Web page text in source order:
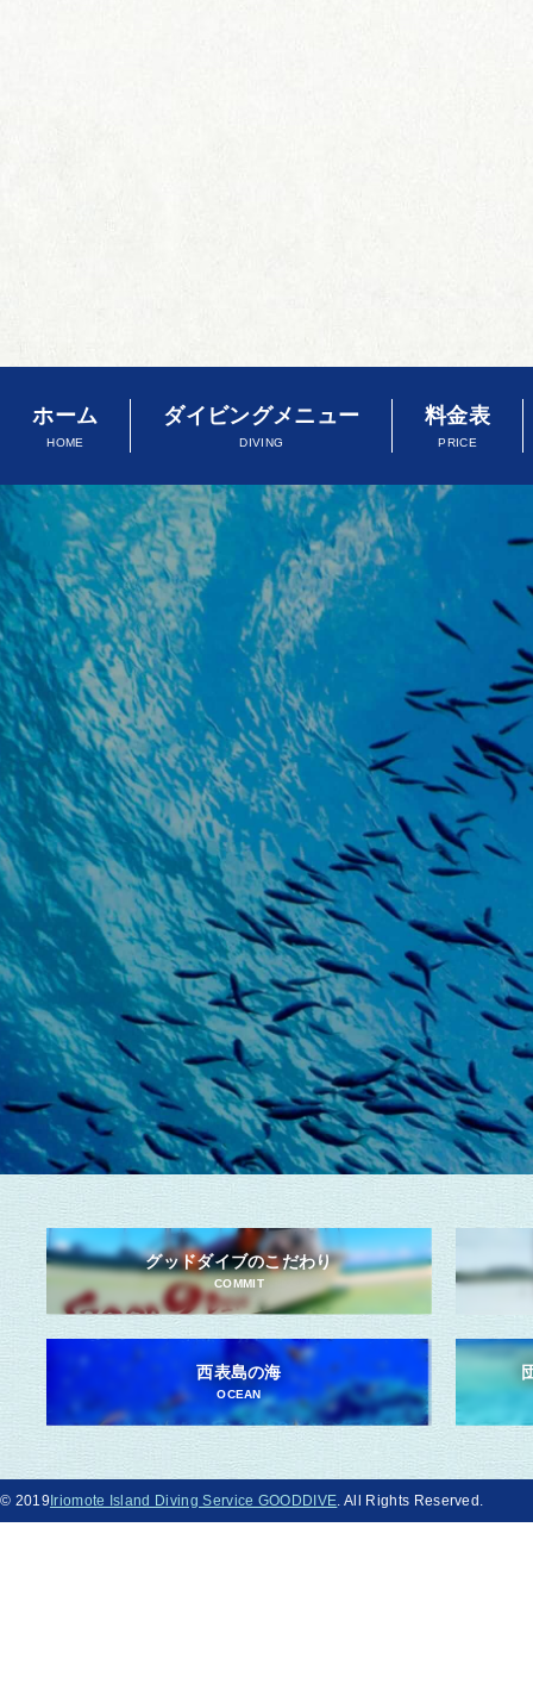
ホーム
HOME
ダイビングメニュー
DIVING
料金表
PRICE
グッドダイブのこだわり
COMMIT
西表島の海
OCEAN
© 2019Iriomote Island Diving Service GOODDIVE . All Rights Reserved.